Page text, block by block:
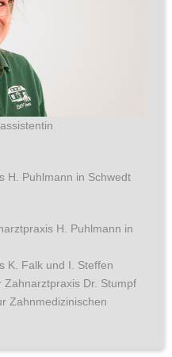
H. Puhlmann in Schwedt
H. Puhlmann in
K. Falk und I. Steffen
Dr. Stumpf
Zahnmedizinischen